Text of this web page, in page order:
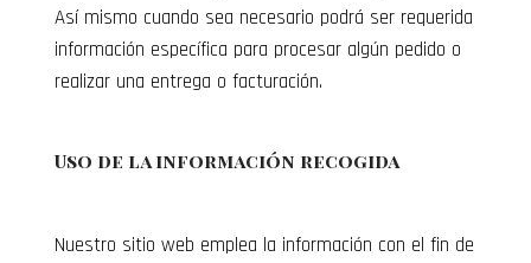
Así mismo cuando sea necesario podrá ser requerida
información específica para procesar algún pedido o
realizar una entrega o facturación.
Uso de la información recogida
Nuestro sitio web emplea la información con el fin de